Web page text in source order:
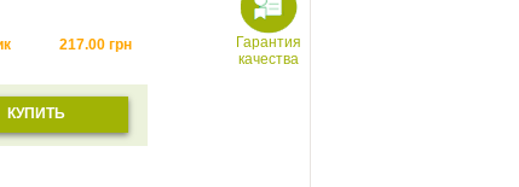
217.00 грн
КУПИТЬ
Гарантия
качества